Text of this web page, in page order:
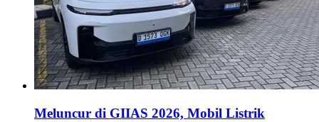
Meluncur di GIIAS 2026, Mobil Listrik